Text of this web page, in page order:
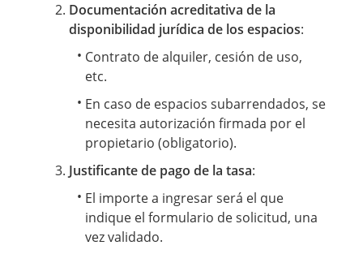
Documentación acreditativa de la
disponibilidad jurídica de los espacios:
Contrato de alquiler, cesión de uso,
etc.
En caso de espacios subarrendados, se
necesita autorización firmada por el
propietario (obligatorio).
Justificante de pago de la tasa:
El importe a ingresar será el que
indique el formulario de solicitud, una
vez validado.